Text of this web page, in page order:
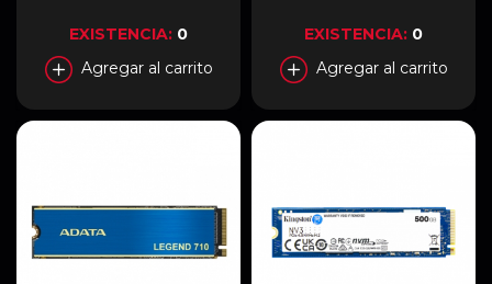
EXISTENCIA: 0
Agregar al carrito
EXISTENCIA: 0
Agregar al carrito